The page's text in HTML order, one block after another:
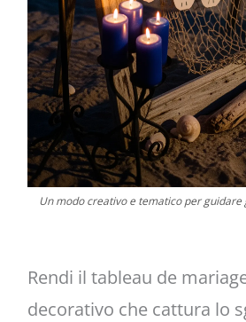
Un modo creativo e tematico per
Rendi il tableau de
decorativo che cattura lo